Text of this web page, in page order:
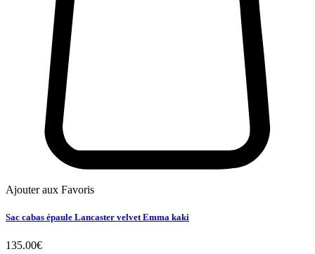
Ajouter aux Favoris
Sac cabas épaule Lancaster velvet Emma kaki
135.00€